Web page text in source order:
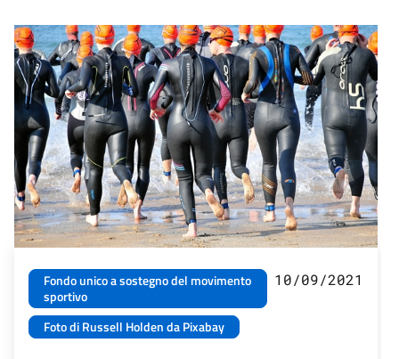
Fondo unico a sostegno del movimento
sportivo
Foto di Russell Holden da Pixabay
10/09/2021